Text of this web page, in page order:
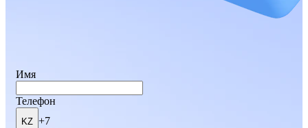
Имя
Телефон
KZ +7